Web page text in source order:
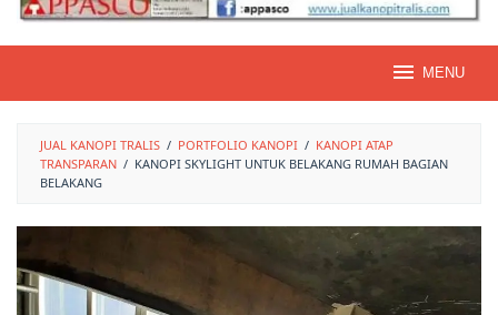
MENU
JUAL KANOPI TRALIS / PORTFOLIO KANOPI / KANOPI ATAP
TRANSPARAN / KANOPI SKYLIGHT UNTUK BELAKANG RUMAH BAGIAN
BELAKANG